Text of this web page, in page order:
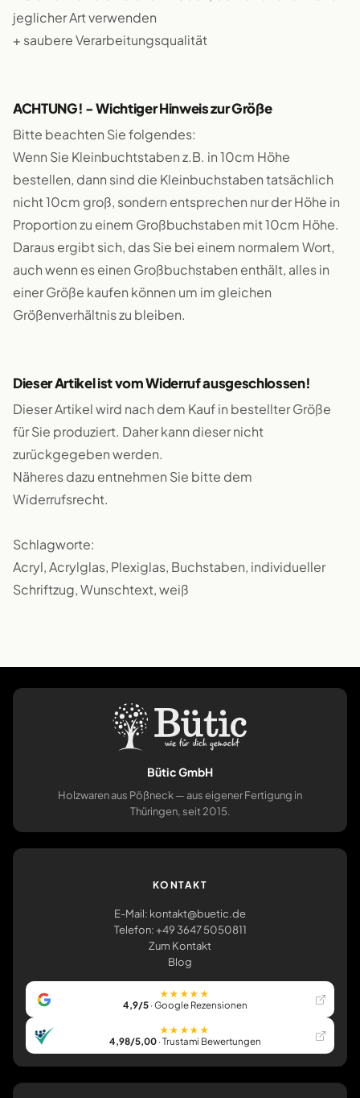
jeglicher Art verwenden
+ saubere Verarbeitungsqualität
ACHTUNG! - Wichtiger Hinweis zur Größe
Bitte beachten Sie folgendes:
Wenn Sie Kleinbuchtstaben z.B. in 10cm Höhe
bestellen, dann sind die Kleinbuchstaben tatsächlich
nicht 10cm groß, sondern entsprechen nur der Höhe in
Proportion zu einem Großbuchstaben mit 10cm Höhe.
Daraus ergibt sich, das Sie bei einem normalem Wort,
auch wenn es einen Großbuchstaben enthält, alles in
einer Größe kaufen können um im gleichen
Größenverhältnis zu bleiben.
Dieser Artikel ist vom Widerruf ausgeschlossen!
Dieser Artikel wird nach dem Kauf in bestellter Größe
für Sie produziert. Daher kann dieser nicht
zurückgegeben werden.
Näheres dazu entnehmen Sie bitte dem
Widerrufsrecht.
Schlagworte:
Acryl, Acrylglas, Plexiglas, Buchstaben, individueller
Schriftzug, Wunschtext, weiß
Bütic GmbH
Holzwaren aus Pößneck — aus eigener Fertigung in
Thüringen, seit 2015.
KONTAKT
E-Mail: kontakt@buetic.de
Telefon: +49 3647 5050811
Zum Kontakt
Blog
★★★★★
4,9/5· Google Rezensionen
★★★★★
4,98/5,00· Trustami Bewertungen